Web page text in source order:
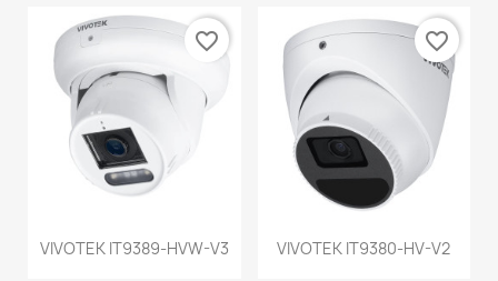
VIVOTEK IT9389-HVW-V3
favorite_border
VIVOTEK IT9380-HV-V2
favorite_border